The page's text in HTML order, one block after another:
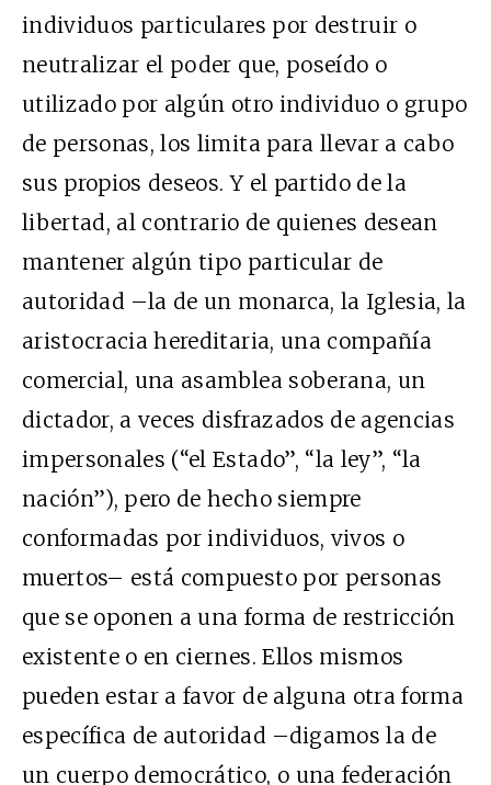
individuos particulares por destruir o
neutralizar el poder que, poseído o
utilizado por algún otro individuo o grupo
de personas, los limita para llevar a cabo
sus propios deseos. Y el partido de la
libertad, al contrario de quienes desean
mantener algún tipo particular de
autoridad –la de un monarca, la Iglesia, la
aristocracia hereditaria, una compañía
comercial, una asamblea soberana, un
dictador, a veces disfrazados de agencias
impersonales (“el Estado”, “la ley”, “la
nación”), pero de hecho siempre
conformadas por individuos, vivos o
muertos– está compuesto por personas
que se oponen a una forma de restricción
existente o en ciernes. Ellos mismos
pueden estar a favor de alguna otra forma
específica de autoridad –digamos la de
un cuerpo democrático, o una federación